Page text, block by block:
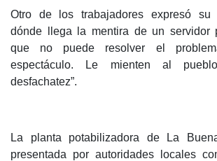
Otro de los trabajadores expresó su
dónde llega la mentira de un servidor
que no puede resolver el
espectáculo. Le mienten al
desfachatez”.
La planta potabilizadora de La
presentada por autoridades locales